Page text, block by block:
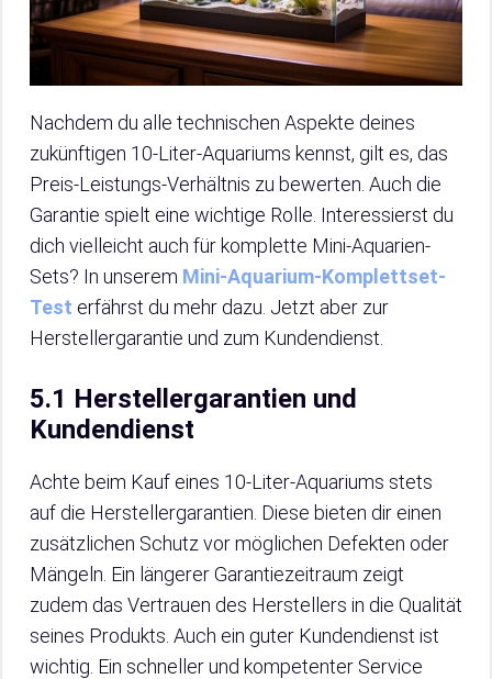
Nachdem du alle technischen Aspekte deines
zukünftigen 10-Liter-Aquariums kennst, gilt es, das
Preis-Leistungs-Verhältnis zu bewerten. Auch die
Garantie spielt eine wichtige Rolle. Interessierst du
dich vielleicht auch für komplette Mini-Aquarien-
Sets? In unserem Mini-Aquarium-Komplettset-
Test erfährst du mehr dazu. Jetzt aber zur
Herstellergarantie und zum Kundendienst.
5.1 Herstellergarantien und
Kundendienst
Achte beim Kauf eines 10-Liter-Aquariums stets
auf die Herstellergarantien. Diese bieten dir einen
zusätzlichen Schutz vor möglichen Defekten oder
Mängeln. Ein längerer Garantiezeitraum zeigt
zudem das Vertrauen des Herstellers in die Qualität
seines Produkts. Auch ein guter Kundendienst ist
wichtig. Ein schneller und kompetenter Service